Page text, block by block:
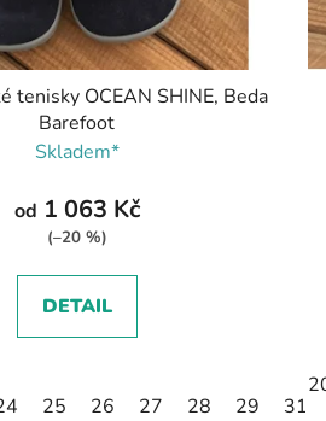
tenisky OCEAN SHINE, Beda
Barefoot
Skladem*
od 1 063 Kč
(–20 %)
DETAIL
25 26 27 28 29 31